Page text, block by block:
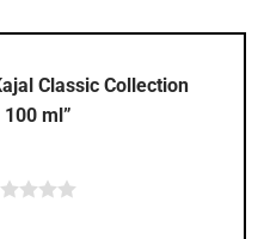
Classic Collection
ml”